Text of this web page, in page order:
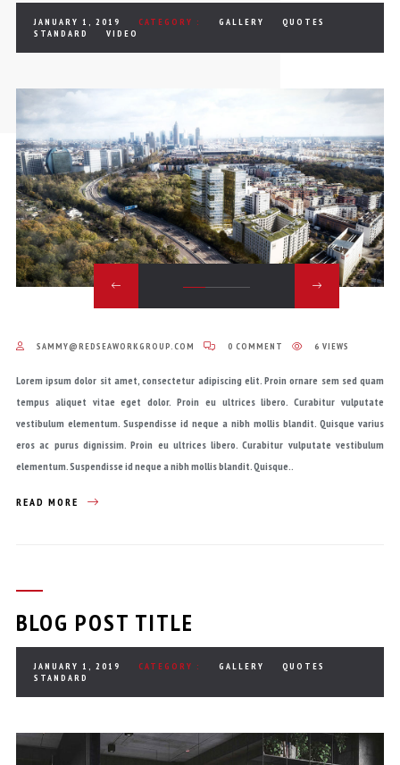
JANUARY 1, 2019 CATEGORY : GALLERY
QUOTES
STANDARD
VIDEO
SAMMY@REDSEAWORKGROUP.COM 0 COMMENT 6 VIEWS
Lorem ipsum dolor sit amet, consectetur adipiscing elit. Proin ornare sem sed quam
tempus aliquet vitae eget dolor. Proin eu ultrices libero. Curabitur vulputate
vestibulum elementum. Suspendisse id neque a nibh mollis blandit. Quisque varius
eros ac purus dignissim. Proin eu ultrices libero. Curabitur vulputate vestibulum
elementum. Suspendisse id neque a nibh mollis blandit. Quisque..
READ MORE
BLOG POST TITLE
JANUARY 1, 2019 CATEGORY : GALLERY
QUOTES
STANDARD